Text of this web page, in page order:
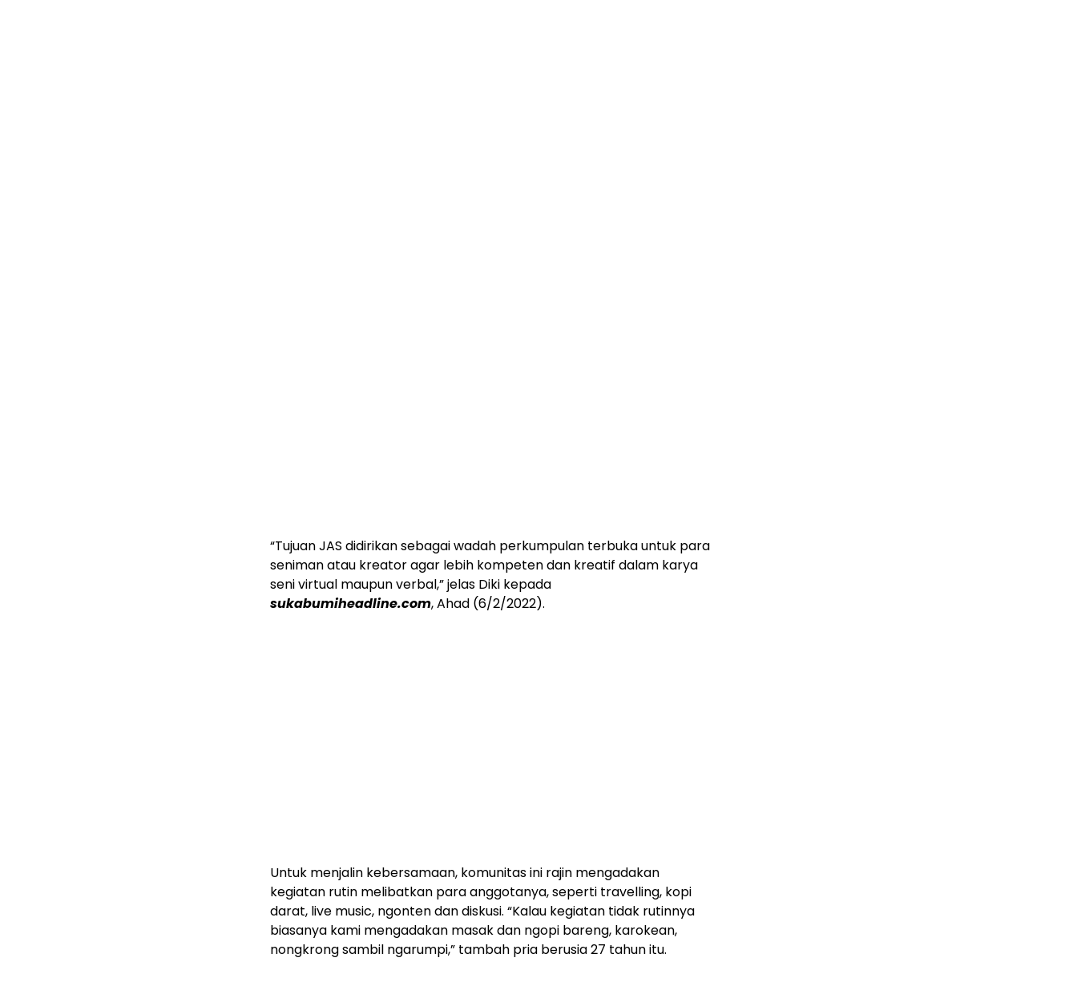
“Tujuan JAS didirikan sebagai wadah perkumpulan terbuka untuk para
seniman atau kreator agar lebih kompeten dan kreatif dalam karya
seni virtual maupun verbal,” jelas Diki kepada
sukabumiheadline.com, Ahad (6/2/2022).
Untuk menjalin kebersamaan, komunitas ini rajin mengadakan
kegiatan rutin melibatkan para anggotanya, seperti travelling, kopi
darat, live music, ngonten dan diskusi. “Kalau kegiatan tidak rutinnya
biasanya kami mengadakan masak dan ngopi bareng, karokean,
nongkrong sambil ngarumpi,” tambah pria berusia 27 tahun itu.